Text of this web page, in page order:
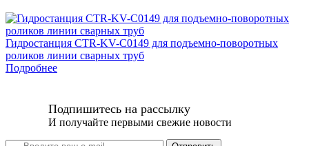
Гидростанция CTR-KV-C0149 для подъемно-поворотных
роликов линии сварных труб
Подробнее
Подпишитесь на рассылку
И получайте первыми свежие новости